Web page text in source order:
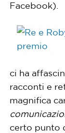
Facebook).
ci ha
racconti e
magnifica
certo punto